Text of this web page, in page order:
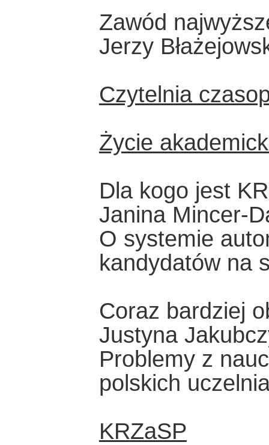
Zawód
Jerzy
Czytelnia
Życie
Dla kogo jest
Janina Mincer-
O systemie
kandydatów na
Coraz bardziej
Justyna
Problemy z
polskich
KRZaSP